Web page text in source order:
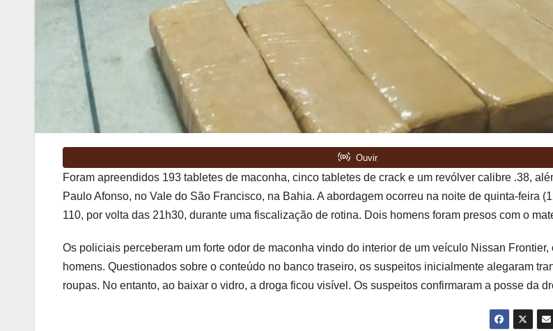
Foram apreendidos 193 tabletes de maconha, cinco tabletes de crack e um revólver calibre .38,
Paulo Afonso, no Vale do São Francisco, na Bahia. A abordagem ocorreu na noite de quinta-feira
110, por volta das 21h30, durante uma fiscalização de rotina. Dois homens foram presos com o
Os policiais perceberam um forte odor de maconha vindo do interior de um veículo Nissan
homens. Questionados sobre o conteúdo no banco traseiro, os suspeitos inicialmente alegaram
roupas. No entanto, ao baixar o vidro, a droga ficou visível. Os suspeitos confirmaram a posse da